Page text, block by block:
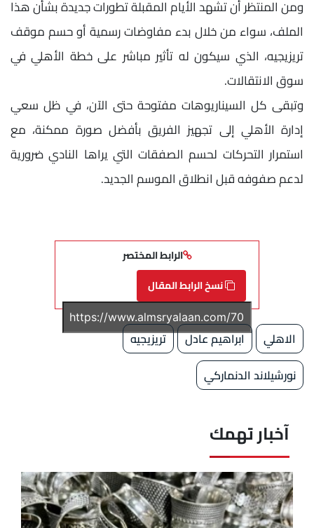
ومن المنتظر أن تشهد الأيام المقبلة تطورات جديدة بشأن هذا
الملف، سواء من خلال بدء مفاوضات رسمية أو حسم موقف
تريزيجيه، الذي سيكون له تأثير مباشر على خطة الأهلي في
سوق الانتقالات.
وتبقى كل السيناريوهات مفتوحة حتى الآن، في ظل سعي
إدارة الأهلي إلى تجهيز الفريق بأفضل صورة ممكنة، مع
استمرار التحركات لحسم الصفقات التي يراها النادي ضرورية
لدعم صفوفه قبل انطلاق الموسم الجديد.
الرابط المختصر
نسخ الرابط المقال
الاهلي ابراهيم عادل
تريزيجيه
نورشيلاند الدنماركي
آخبار تهمك